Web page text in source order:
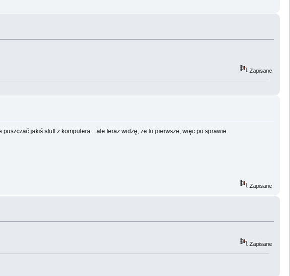
Zapisane
jakiś stuff z komputera... ale teraz widzę, że to pierwsze, więc po sprawie.
Zapisane
Zapisane